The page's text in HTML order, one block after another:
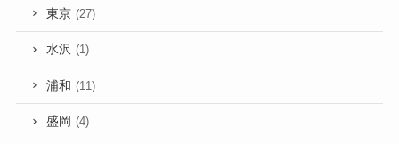
東京 (27)
水沢 (1)
浦和 (11)
盛岡 (4)